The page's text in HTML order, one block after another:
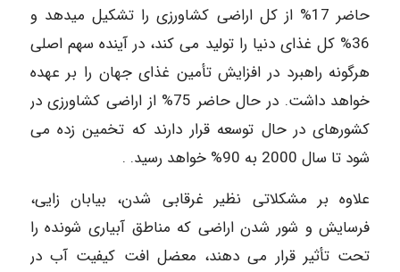
حاضر 17% از کل اراضی کشاورزی را تشکیل میدهد و
36% كل غذای دنیا را تولید می کند، در آینده سهم اصلی
هرگونه راهبرد در افزایش تأمین غذای جهان را بر عهده
خواهد داشت. در حال حاضر 75% از اراضی کشاورزی در
کشورهای در حال توسعه قرار دارند که تخمین زده می
شود تا سال 2000 به 90% خواهد رسید. .
علاوه بر مشکلاتی نظیر غرقابی شدن، بیابان زایی،
فرسایش و شور شدن اراضی که مناطق آبیاری شونده را
تحت تأثیر قرار می دهند، معضل افت کیفیت آب در